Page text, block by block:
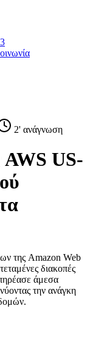
2' ανάγνωση
AWS US-
της Amazon Web
διακοπές
άμεσα
την ανάγκη